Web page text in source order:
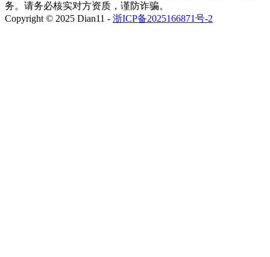
务。请务必核实对方资质，谨防诈骗。
Copyright © 2025 Dian11 - 浙ICP备2025166871号-2